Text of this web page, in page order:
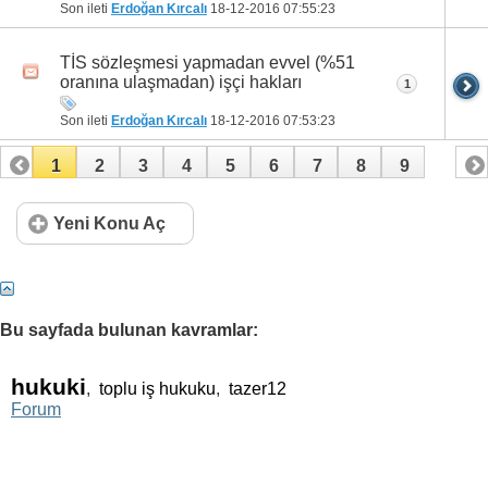
Son ileti Erdoğan Kırcalı 18-12-2016 07:55:23
TİS sözleşmesi yapmadan evvel (%51
oranına ulaşmadan) işçi hakları
Son ileti Erdoğan Kırcalı 18-12-2016 07:53:23
1
1 2 3 4 5 6 7 8 9
Yeni Konu Aç
Bu sayfada bulunan kavramlar:
hukuki, toplu iş hukuku, tazer12
Forum